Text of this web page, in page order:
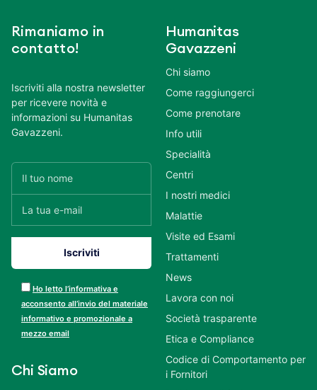
Rimaniamo in
contatto!
Iscriviti alla nostra newsletter
per ricevere novità e
informazioni su Humanitas
Gavazzeni.
Ho letto l’informativa e
acconsento all’invio del materiale
informativo e promozionale a
mezzo email
Chi Siamo
Humanitas
Gavazzeni
Chi siamo
Come raggiungerci
Come prenotare
Info utili
Specialità
Centri
I nostri medici
Malattie
Visite ed Esami
Trattamenti
News
Lavora con noi
Società trasparente
Etica e Compliance
Codice di Comportamento per
i Fornitori